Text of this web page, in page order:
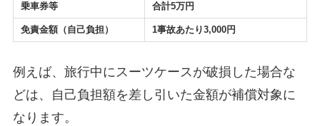
乗車券等 合計5万円
免責金額（自己負担） 1事故あたり3,000円
例えば、旅行中にスーツケースが破損した場合な
どは、自己負担額を差し引いた金額が補償対象に
なります。